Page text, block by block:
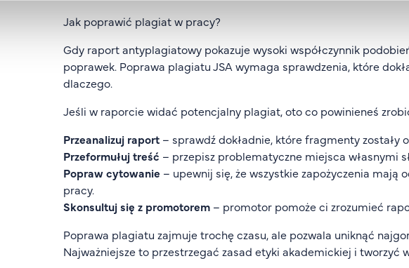
Jak poprawić plagiat w pracy?
Gdy raport antyplagiatowy pokazuje wysoki współczynnik
poprawek. Poprawa plagiatu JSA wymaga sprawdzenia, które
dlaczego.
Jeśli w raporcie widać potencjalny plagiat, oto co powinieneś
Przeanalizuj raport – sprawdź dokładnie, które fragmenty zostały
Przeformułuj treść – przepisz problematyczne miejsca własnymi
Popraw cytowanie – upewnij się, że wszystkie zapożyczenia mają
pracy.
Skonsultuj się z promotorem – promotor pomoże ci zrozumieć
Poprawa plagiatu zajmuje trochę czasu, ale pozwala uniknąć
Najważniejsze to przestrzegać zasad etyki akademickiej i tworzyć